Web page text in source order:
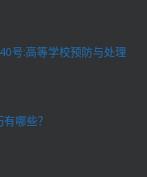
号:高等学校预防与处理
哪些？